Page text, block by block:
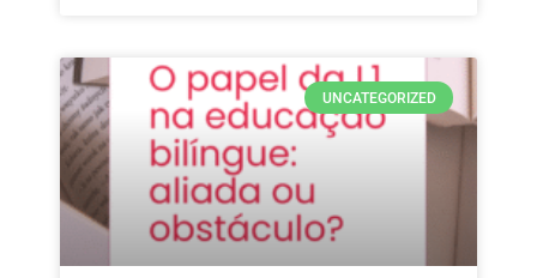
UNCATEGORIZED